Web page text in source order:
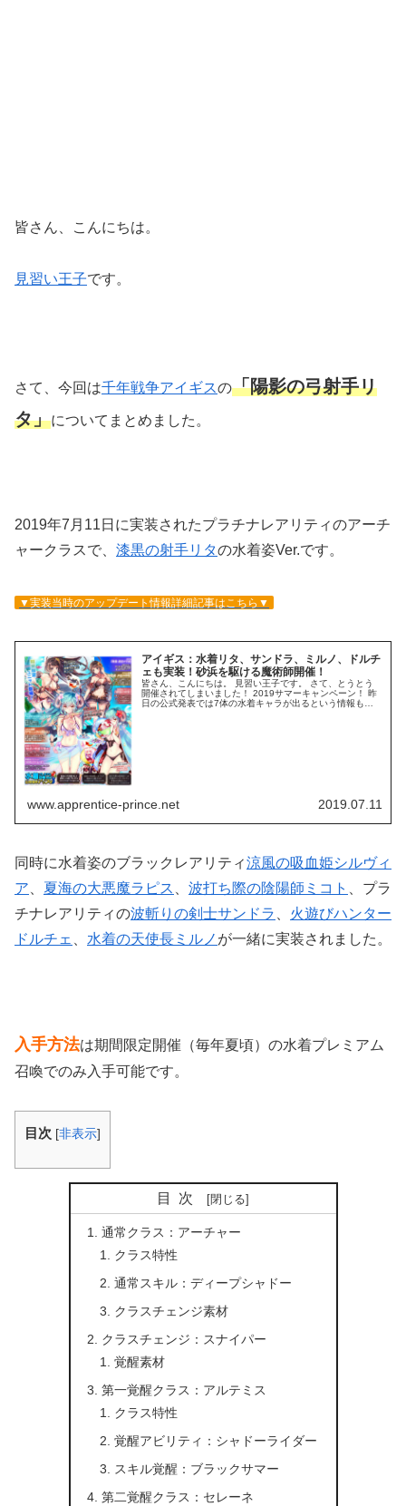
皆さん、こんにちは。
見習い王子です。
さて、今回は千年戦争アイギスの「陽影の弓射手リ
タ」についてまとめました。
2019年7月11日に実装されたプラチナレアリティのアーチ
ャークラスで、 漆黒の射手リタの水着姿Ver.です。
▼実装当時のアップデート情報詳細記事はこちら▼
アイギス：水着リタ、サンドラ、ミルノ、ドルチ
ェも実装！砂浜を駆ける魔術師開催！
皆さん、こんにちは。 見習い王子です。 さて、とうとう
開催されてしまいました！ 2019サマーキャンペーン！ 昨
日の公式発表では7体の水着キャラが出るという情報もあ
www.apprentice-prince.net 2019.07.11
同時に水着姿のブラックレアリティ涼風の吸血姫シルヴィ
ア
夏海の大悪魔ラピス 波打ち際の陰陽師ミコト
、プラ
チナレアリティの波斬りの剣士サンドラ
火遊びハンター
ドルチェ
水着の天使長ミルノ が一緒に実装されました。
入手方法は期間限定開催（毎年夏頃）の水着プレミアム
召喚でのみ入手可能です。
目次 [非表示]
目次
通常クラス：アーチャー
クラス特性
通常スキル：ディープシャドー
クラスチェンジ素材
クラスチェンジ：スナイパー
覚醒素材
第一覚醒クラス：アルテミス
クラス特性
覚醒アビリティ：シャドーライダー
スキル覚醒：ブラックサマー
第二覚醒クラス：セレーネ